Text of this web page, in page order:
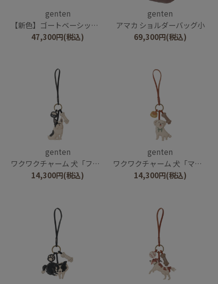
genten
【新色】ゴートベーシック B5ショルダーバッグ
47,300円(税込)
genten
アマカ ショルダーバッグ小
69,300円(税込)
genten
ワクワクチャーム 犬「フレンチ・ブルドッグ」
14,300円(税込)
genten
ワクワクチャーム 犬「マルチーズ」
14,300円(税込)